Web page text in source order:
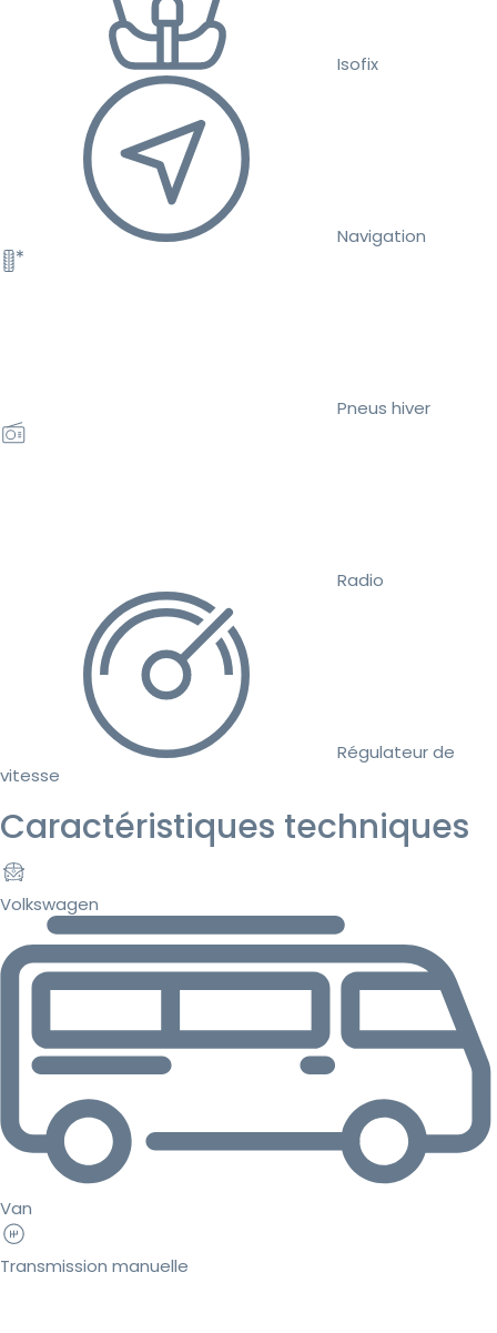
Isofix
Navigation
Pneus hiver
Radio
Régulateur de
vitesse
Caractéristiques techniques
Volkswagen
Van
Transmission manuelle